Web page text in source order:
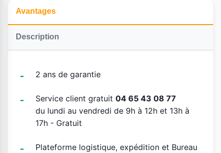
Avantages
Description
2 ans de garantie
Service client gratuit 04 65 43 08 77
du lundi au vendredi de 9h à 12h et 13h à
17h - Gratuit
Plateforme logistique, expédition et Bureau